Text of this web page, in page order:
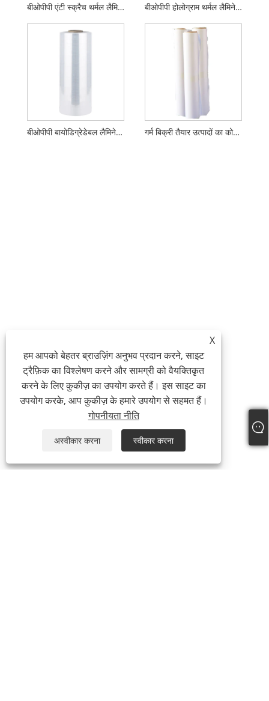
बीओपीपी एंटी स्क्रैच थर्मल लैमिनेशन फिल्म बीओपीपी होलोग्राम थर्मल लैमिनेशन फिल्म
बीओपीपी बायोडिग्रेडेबल लैमिनेशन फिल्म ग्लॉस या मैट गर्म बिक्री तैयार उत्पादों का कोई प्लास्टिक प्रदूषण नहीं पर्यावरण की दृष्टि से पील फिल्म
X
हम आपको बेहतर ब्राउज़िंग अनुभव प्रदान करने, साइट
ट्रैफ़िक का विश्लेषण करने और सामग्री को वैयक्तिकृत
करने के लिए कुकीज़ का उपयोग करते हैं। इस साइट का
उपयोग करके, आप कुकीज़ के हमारे उपयोग से सहमत हैं।
गोपनीयता नीति
अस्वीकार करना स्वीकार करना